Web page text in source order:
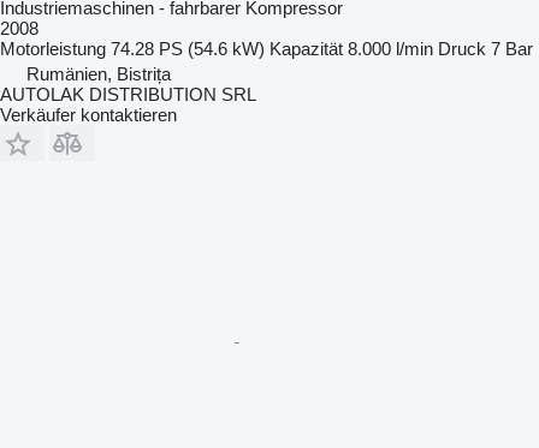
Industriemaschinen - fahrbarer Kompressor
2008
Motorleistung 74.28 PS (54.6 kW) Kapazität 8.000 l/min Druck 7 Bar
Rumänien, Bistrița
AUTOLAK DISTRIBUTION SRL
Verkäufer kontaktieren